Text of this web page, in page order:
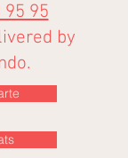
95 95
by